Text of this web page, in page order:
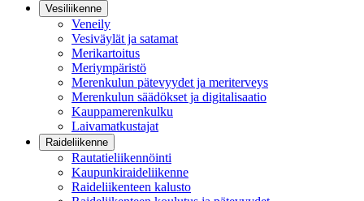
Vesiliikenne
Veneily
Vesiväylät ja satamat
Merikartoitus
Meriympäristö
Merenkulun pätevyydet ja meriterveys
Merenkulun säädökset ja digitalisaatio
Kauppamerenkulku
Laivamatkustajat
Raideliikenne
Rautatieliikennöinti
Kaupunkiraideliikenne
Raideliikenteen kalusto